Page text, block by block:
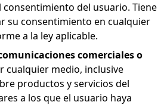
consentimiento del usuario. Tiene
su consentimiento en cualquier
a la ley aplicable.
comerciales o
cualquier medio, inclusive
productos y servicios del
a los que el usuario haya